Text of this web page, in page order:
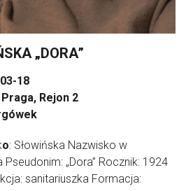
„DORA”
18
Rejon 2
o: Słowińska Nazwisko w
„Dora” Rocznik: 1924
sanitariuszka Formacja: